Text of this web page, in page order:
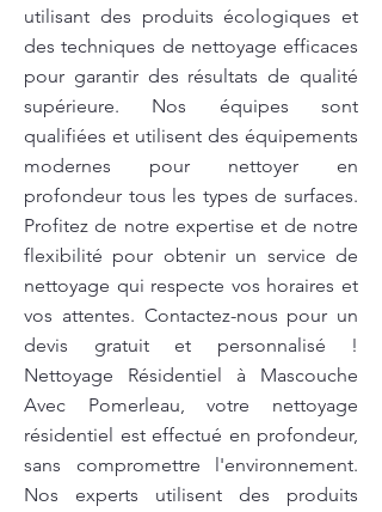
utilisant des produits écologiques et
des techniques de nettoyage efficaces
pour garantir des résultats de qualité
supérieure. Nos équipes sont
qualifiées et utilisent des équipements
modernes pour nettoyer en
profondeur tous les types de surfaces.
Profitez de notre expertise et de notre
flexibilité pour obtenir un service de
nettoyage qui respecte vos horaires et
vos attentes. Contactez-nous pour un
devis gratuit et personnalisé !
Nettoyage Résidentiel à Mascouche
Avec Pomerleau, votre nettoyage
résidentiel est effectué en profondeur,
sans compromettre l'environnement.
Nos experts utilisent des produits